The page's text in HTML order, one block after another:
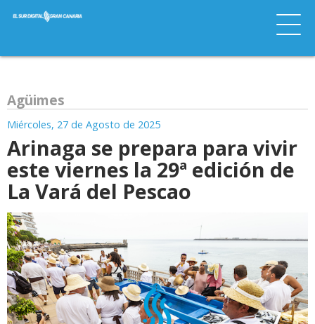
Agüimes
Miércoles, 27 de Agosto de 2025
Arinaga se prepara para vivir
este viernes la 29ª edición de
La Vará del Pescao